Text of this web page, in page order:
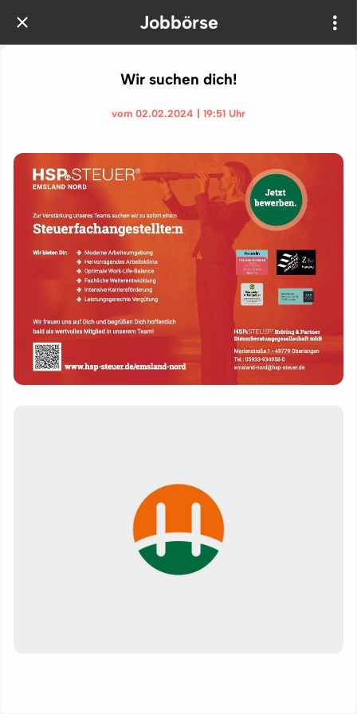
Jobbörse
Wir suchen dich!
vom 02.02.2024 | 19:51 Uhr